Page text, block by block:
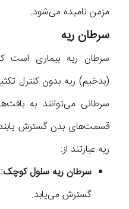
مزمن نامیده می‌شود.
سرطان ریه
سرطان ریه بیماری است
(بدخیم) ریه بدون کنترل
سرطانی می‌توانند به
قسمت‌های بدن گسترش
ریه عبارتند از:
سرطان ریه سلول کوچک:
گسترش می‌یابد.